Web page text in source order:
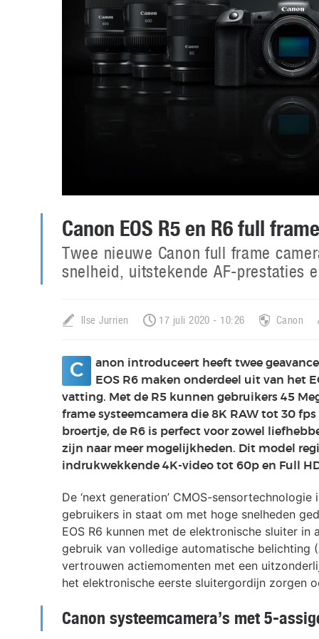
Canon EOS R5 en R6 full
Twee nieuwe Canon full frame
snelheid, uitstekende AF-prestaties
Ilse Jurrien 17 juli 2020 - 10:26 Canon
C
anon introduceert heeft twee
EOS R6 maken onderdeel uit van het
vatting. Met de R5 kunnen gebruikers 45
frame systeemcamera die 8K RAW tot 30
broertje, de R6 is perfect voor zowel
zijn naar meer mogelijkheden. Dit model
indrukwekkende 4K-video tot 60p en Full
De ‘next generation’ CMOS-
gebruikers in staat om met hoge snelheden
EOS R6 kunnen met de elektronische sluiter
gebruik van volledige automatische belichting
vertrouwen actiemomenten met een
het elektronische eerste sluitergordijn zorgen
Canon systeemcamera’s met 5-